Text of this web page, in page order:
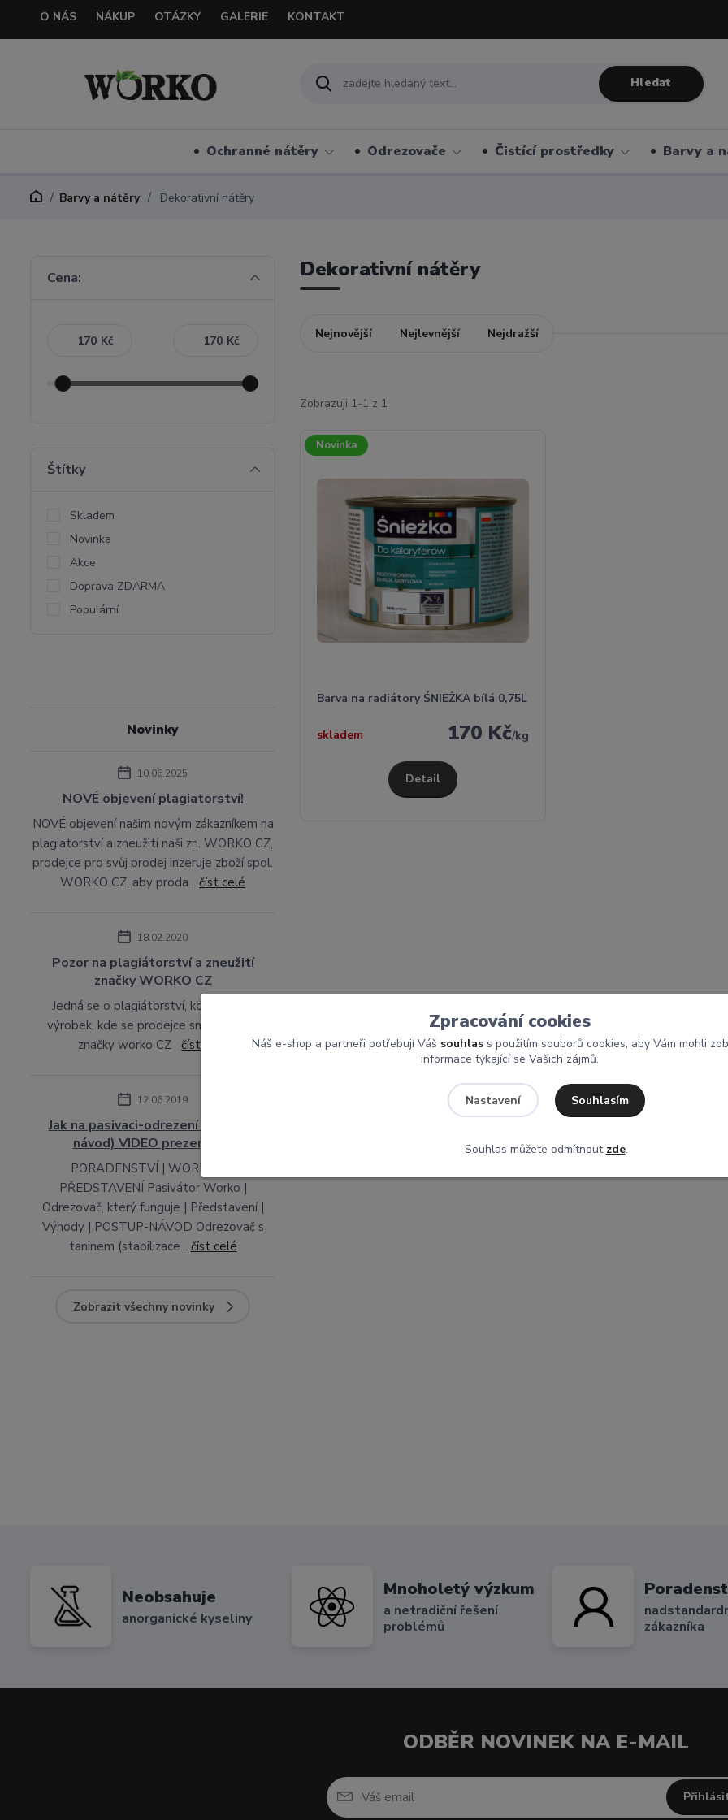
O NÁS NÁKUP OTÁZKY GALERIE KONTAKT
Hledat
Ochranné nátěry Odrezovače Čistící prostředky Barvy a
Barvy a nátěry Dekorativní nátěry
Dekorativní nátěry
Nejnovější Nejlevnější Nejdražší
Zobrazuji 1-1 z 1
Novinka
Barva na radiátory ŚNIEŻKA bílá 0,75L
170 Kč/kg
skladem
Detail
Cena:
Kč Kč
Štítky
Skladem
Novinka
Akce
Doprava ZDARMA
Populární
Novinky
10.06.2025
NOVÉ objevení plagiatorství!
NOVÉ objevení našim novým zákazníkem na
plagiatorství a zneužití naši zn. WORKO CZ,
prodejce pro svůj prodej inzeruje zboží spol.
WORKO CZ, aby proda...číst celé
18.02.2020
Pozor na plagiátorství a zneužití
značky WORKO CZ
Jedná se o plagiátorství, konkurenční
výrobek, kde se prodejce snaží zneužít
značky worko CZčíst celé
12.06.2019
Jak na pasivaci-odrezení (postup-
návod) VIDEO prezentace
PORADENSTVÍ | WORKO CZ
PŘEDSTAVENÍ Pasivátor Worko |
Odrezovač, který funguje | Představení |
Výhody | POSTUP-NÁVOD Odrezovač s
taninem (stabilizace... číst celé
Zobrazit všechny novinky
Neobsahuje
anorganické kyseliny
Mnoholetý výzkum
a netradiční řešení
problémů
zákazníka
ODBĚR NOVINEK NA E-MAIL
Zpracování cookies
Náš e-shop a partneři potřebují Váš souhlass použitím souborů cookies, aby Vám mohli
informace týkající se Vašich zájmů.
Nastavení Souhlasím
Souhlas můžete odmítnout zde.